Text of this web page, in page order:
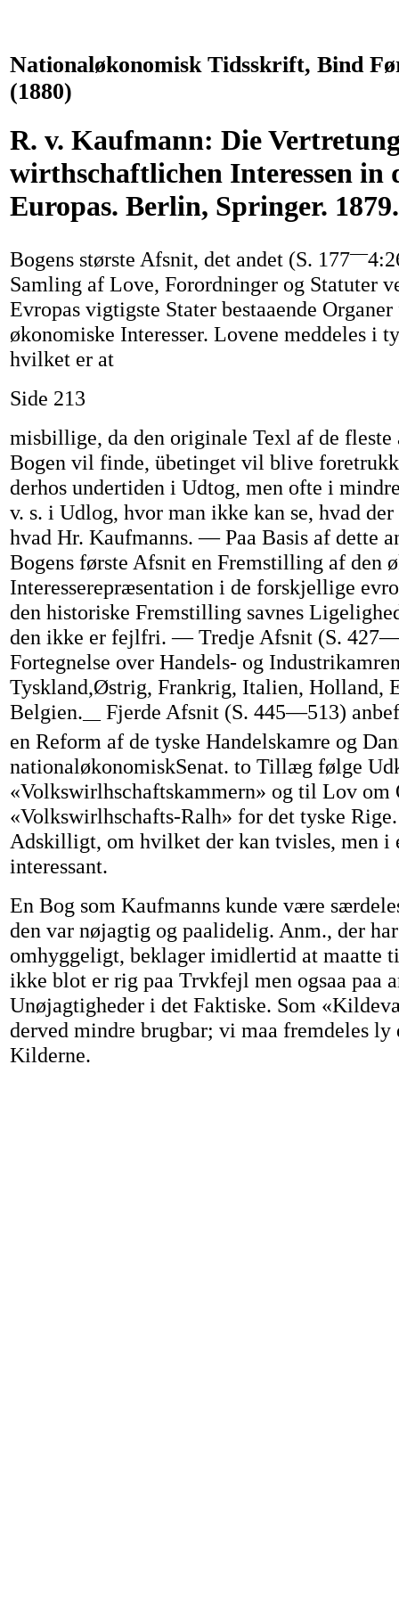
Nationaløkonomisk Tidsskrift, Bind
(1880)
R. v. Kaufmann: Die
wirthschaftlichen Interessen in
Europas. Berlin, Springer.
Bogens største Afsnit, det andet (S. 177—
Samling af Love, Forordninger og Statuter
Evropas vigtigste Stater bestaaende
økonomiske Interesser. Lovene meddeles i
hvilket er at
Side 213
misbillige, da den originale Texl af de fleste
Bogen vil finde, übetinget vil blive
derhos undertiden i Udtog, men ofte i
v. s. i Udlog, hvor man ikke kan se, hvad
hvad Hr. Kaufmanns. — Paa Basis af dette
Bogens første Afsnit en Fremstilling af den
Interesserepræsentation i de forskjellige
den historiske Fremstilling savnes
den ikke er fejlfri. — Tredje Afsnit (S.
Fortegnelse over Handels- og
Tyskland,Østrig, Frankrig, Italien, Holland,
Belgien.— Fjerde Afsnit (S. 445—513)
en Reform af de tyske Handelskamre og
nationaløkonomiskSenat. to Tillæg følge
«Volkswirlhschaftskammern» og til Lov om
«Volkswirlhschafts-Ralh» for det tyske
Adskilligt, om hvilket der kan tvisles, men i
interessant.
En Bog som Kaufmanns kunde være
den var nøjagtig og paalidelig. Anm., der
omhyggeligt, beklager imidlertid at maatte
ikke blot er rig paa Trvkfejl men ogsaa paa
Unøjagtigheder i det Faktiske. Som
derved mindre brugbar; vi maa fremdeles
Kilderne.